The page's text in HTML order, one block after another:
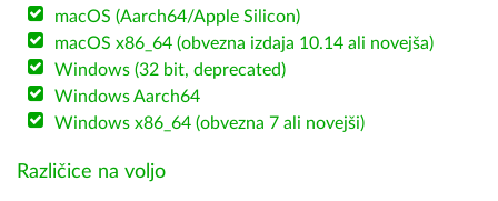
macOS (Aarch64/Apple Silicon)
macOS x86_64 (obvezna izdaja 10.14 ali novejša)
Windows (32 bit, deprecated)
Windows Aarch64
Windows x86_64 (obvezna 7 ali novejši)
Različice na voljo